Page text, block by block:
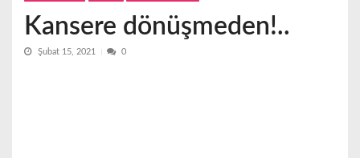
Kansere dönüşmeden!..
Şubat 15, 2021 0